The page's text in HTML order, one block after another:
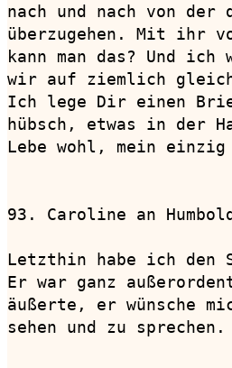
nach und nach von der
überzugehen. Mit ihr
kann man das? Und
wir auf ziemlich
Ich lege Dir einen
hübsch, etwas in der
Lebe wohl, mein
93. Caroline an
Letzthin habe ich den
Er war ganz
äußerte, er wünsche
sehen und zu